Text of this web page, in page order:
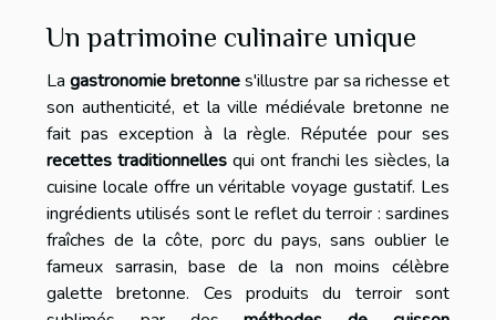
Un patrimoine culinaire unique
Lagastronomie bretonnes'illustre par sa richesse et
son authenticité, et la ville médiévale bretonne ne
fait pas exception à la règle. Réputée pour ses
recettes traditionnelles qui ont franchi les siècles, la
cuisine locale offre un véritable voyage gustatif. Les
ingrédients utilisés sont le reflet du terroir : sardines
fraîches de la côte, porc du pays, sans oublier le
fameux sarrasin, base de la non moins célèbre
galette bretonne. Ces produits du terroir sont